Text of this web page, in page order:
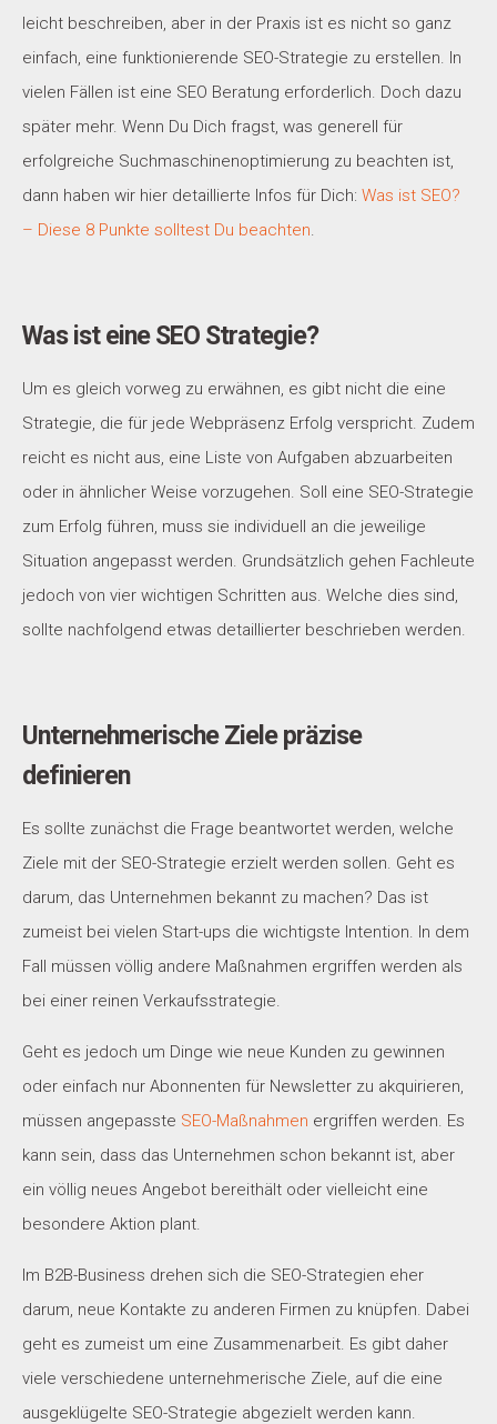
leicht beschreiben, aber in der Praxis ist es nicht so ganz
einfach, eine funktionierende SEO-Strategie zu erstellen. In
vielen Fällen ist eine SEO Beratung erforderlich. Doch dazu
später mehr. Wenn Du Dich fragst, was generell für
erfolgreiche Suchmaschinenoptimierung zu beachten ist,
dann haben wir hier detaillierte Infos für Dich: Was ist SEO?
– Diese 8 Punkte solltest Du beachten.
Was ist eine SEO Strategie?
Um es gleich vorweg zu erwähnen, es gibt nicht die eine
Strategie, die für jede Webpräsenz Erfolg verspricht. Zudem
reicht es nicht aus, eine Liste von Aufgaben abzuarbeiten
oder in ähnlicher Weise vorzugehen. Soll eine SEO-Strategie
zum Erfolg führen, muss sie individuell an die jeweilige
Situation angepasst werden. Grundsätzlich gehen Fachleute
jedoch von vier wichtigen Schritten aus. Welche dies sind,
sollte nachfolgend etwas detaillierter beschrieben werden.
Unternehmerische Ziele präzise
definieren
Es sollte zunächst die Frage beantwortet werden, welche
Ziele mit der SEO-Strategie erzielt werden sollen. Geht es
darum, das Unternehmen bekannt zu machen? Das ist
zumeist bei vielen Start-ups die wichtigste Intention. In dem
Fall müssen völlig andere Maßnahmen ergriffen werden als
bei einer reinen Verkaufsstrategie.
Geht es jedoch um Dinge wie neue Kunden zu gewinnen
oder einfach nur Abonnenten für Newsletter zu akquirieren,
müssen angepasste SEO-Maßnahmen ergriffen werden. Es
kann sein, dass das Unternehmen schon bekannt ist, aber
ein völlig neues Angebot bereithält oder vielleicht eine
besondere Aktion plant.
Im B2B-Business drehen sich die SEO-Strategien eher
darum, neue Kontakte zu anderen Firmen zu knüpfen. Dabei
geht es zumeist um eine Zusammenarbeit. Es gibt daher
viele verschiedene unternehmerische Ziele, auf die eine
ausgeklügelte SEO-Strategie abgezielt werden kann.